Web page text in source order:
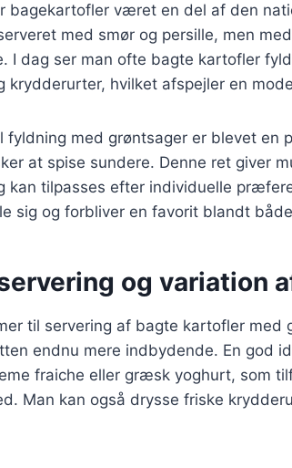
bagekartofler været en del af den
med smør og persille, men
I dag ser man ofte bagte kartofler
krydderurter, hvilket afspejler en
fyldning med grøntsager er blevet
at spise sundere. Denne ret giver
kan tilpasses efter individuelle
sig og forbliver en favorit blandt
og variation
til servering af bagte kartofler med
endnu mere indbydende. En god
fraiche eller græsk yoghurt, som
Man kan også drysse friske